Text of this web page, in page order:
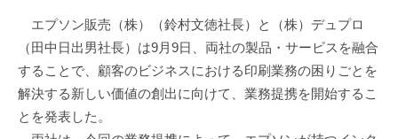
エプソン販売（株）（鈴村文徳社長）と（株）デュプロ
（田中日出男社長）は9月9日、両社の製品・サービスを融合
することで、顧客のビジネスにおける印刷業務の困りごとを
解決する新しい価値の創出に向けて、業務提携を開始するこ
とを発表した。